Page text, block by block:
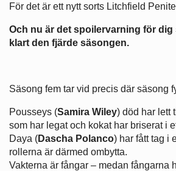
För det är ett nytt sorts Litchfield
Och nu är det spoilervarning för dig
klart den fjärde säsongen.
Säsong fem tar vid precis där säsong
Pousseys (Samira Wiley) död har lett
som har legat och kokat har briserat i
Daya (Dascha Polanco) har fått tag i
rollerna är därmed ombytta.
Vakterna är fångar – medan fångarna